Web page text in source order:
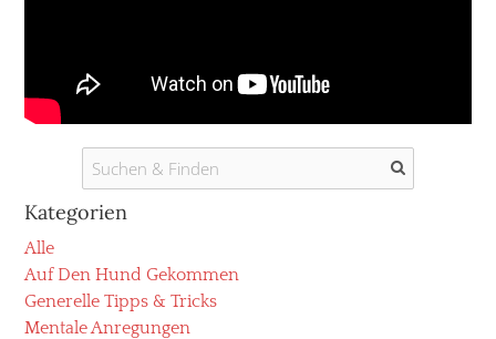
Kategorien
Alle
Auf Den Hund Gekommen
Generelle Tipps & Tricks
Mentale Anregungen